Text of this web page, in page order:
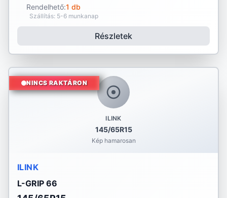
Rendelhető:1 db
Szállítás: 5-6 munkanap
Részletek
ILINK
145/65R15
Kép hamarosan
NINCS RAKTÁRON
ILINK
L-GRIP 66